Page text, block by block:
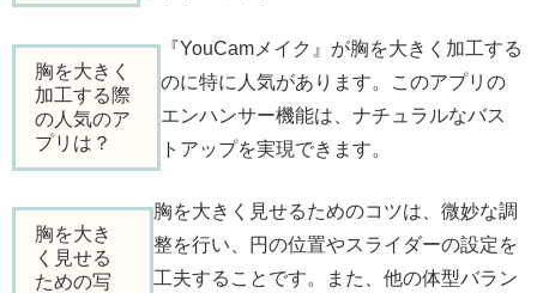
胸を大きく
加工する際
の人気のア
プリは？
『YouCamメイク』が胸を大きく加工する
のに特に人気があります。このアプリの
エンハンサー機能は、ナチュラルなバス
トアップを実現できます。
胸を大き
く見せる
ための写
胸を大きく見せるためのコツは、微妙な調
整を行い、円の位置やスライダーの設定を
工夫することです。また、他の体型バラン